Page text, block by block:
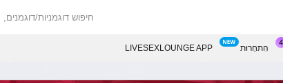
הִתחָרוּת LIVESEXLOUNGE APP